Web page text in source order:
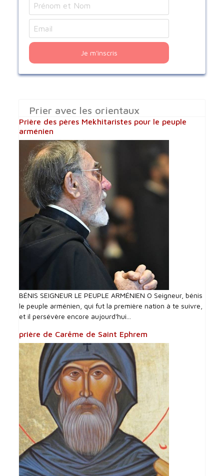
Je m'inscris
Prier avec les orientaux
Prière des pères Mekhitaristes pour le peuple
arménien
BÉNIS SEIGNEUR LE PEUPLE ARMÉNIEN O Seigneur, bénis
le peuple arménien, qui fut la première nation à te suivre,
et il persévère encore aujourd'hui...
prière de Carême de Saint Ephrem